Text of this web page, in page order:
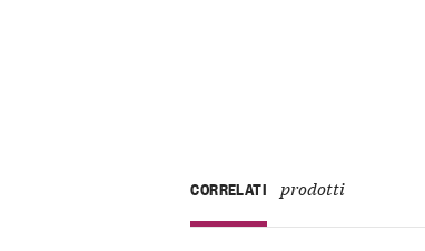
CORRELATI prodotti